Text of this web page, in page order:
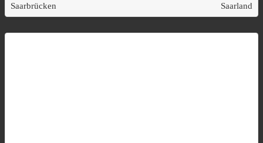
Saarbrücken Saarland